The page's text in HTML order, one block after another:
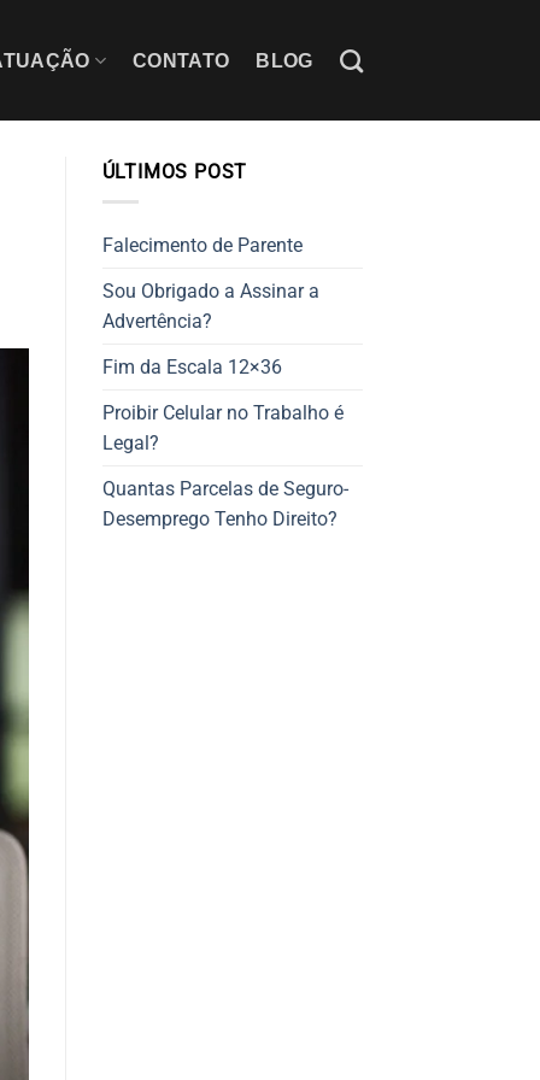
CONTATO BLOG
ÚLTIMOS POST
Falecimento de Parente
Sou Obrigado a Assinar a
Advertência?
Fim da Escala 12×36
Proibir Celular no Trabalho é
Legal?
Quantas Parcelas de Seguro-
Desemprego Tenho Direito?